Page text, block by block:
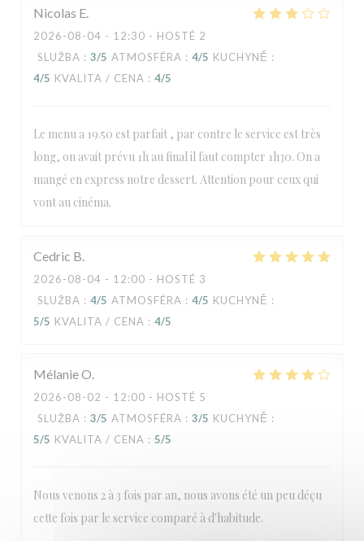
Nicolas E
2026-08-04 - 12:30 - HOSTÉ 2
SLUŽBA : 3/5 ATMOSFÉRA : 4/5 KUCHYNĚ :
4/5 KVALITA / CENA : 4/5
Le menu a 19.50 est parfait , par contre le service est très
long, on avait prévu 1h au final il faut compter 1h30. On a
mangé en express notre dessert. Attention pour ceux qui
vont au cinéma.
Cedric B
2026-08-04 - 12:00 - HOSTÉ 3
SLUŽBA : 4/5 ATMOSFÉRA : 4/5 KUCHYNĚ :
5/5 KVALITA / CENA : 4/5
MélanieO
2026-08-02 - 12:00 - HOSTÉ 5
SLUŽBA : 3/5 ATMOSFÉRA : 3/5 KUCHYNĚ :
5/5 KVALITA / CENA : 5/5
Nous venons 2 à 3 fois par an, nous avons été un peu déçu
cette fois par le service comparé à d'habitude.